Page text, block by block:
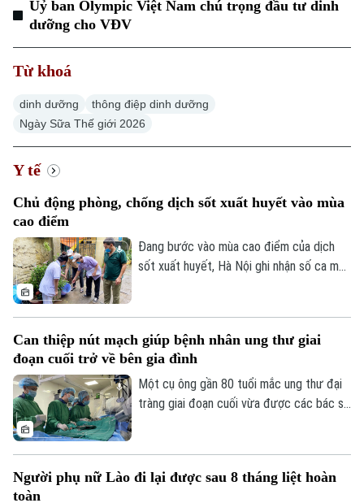
Uỷ ban Olympic Việt Nam chú trọng đầu tư dinh
dưỡng cho VĐV
Từ khoá
dinh dưỡng
thông điệp dinh dưỡng
Ngày Sữa Thế giới 2026
Y tế
Chủ động phòng, chống dịch sốt xuất huyết vào mùa
cao điểm
Đang bước vào mùa cao điểm của dịch
sốt xuất huyết, Hà Nội ghi nhận số ca mắc
ngay từ mỗi gia đình, mỗi khu dân cư
được xem là giải pháp quan trọng để ngăn
chặn dịch lây lan.
Can thiệp nút mạch giúp bệnh nhân ung thư giai
đoạn cuối trở về bên gia đình
Một cụ ông gần 80 tuổi mắc ung thư đại
tràng giai đoạn cuối vừa được các bác sĩ
những ngày cuối đời.
Người phụ nữ Lào đi lại được sau 8 tháng liệt hoàn
toàn